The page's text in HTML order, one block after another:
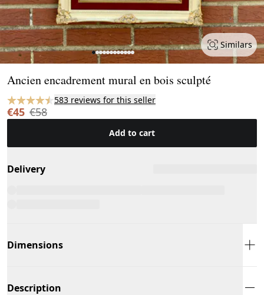
Similars
Ancien encadrement mural en bois sculpté
583 reviews for this seller
€45 €58
Add to cart
Delivery
Dimensions
Description